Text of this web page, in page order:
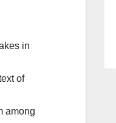
in
of
among